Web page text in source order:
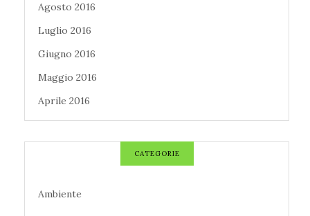
Agosto 2016
Luglio 2016
Giugno 2016
Maggio 2016
Aprile 2016
CATEGORIE
Ambiente